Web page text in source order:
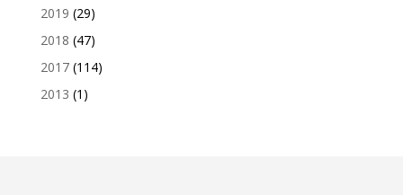
2019 (29)
2018 (47)
2017(114)
2013 (1)